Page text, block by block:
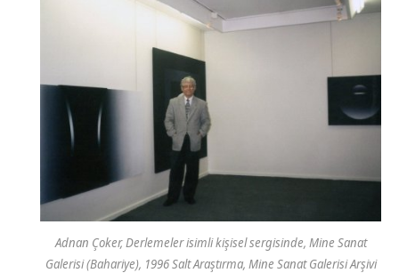
Adnan Çoker, Derlemeler isimli kişisel sergisinde, Mine Sanat
Galerisi (Bahariye), 1996 Salt Araştırma, Mine Sanat Galerisi Arşivi